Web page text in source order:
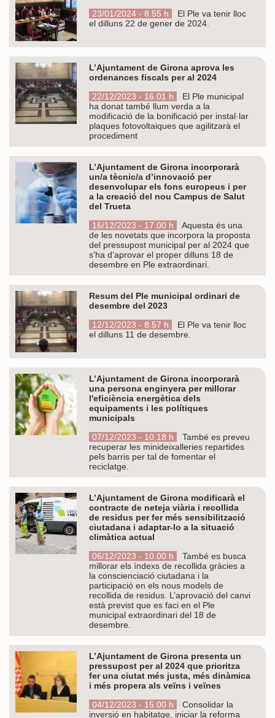
23/01/2024 - 8.55 h
El Ple va tenir lloc
el dilluns 22 de gener de 2024.
L’Ajuntament de Girona aprova les
ordenances fiscals per al 2024
22/12/2023 - 16.01 h
El Ple municipal
ha donat també llum verda a la
modificació de la bonificació per instal·lar
plaques fotovoltaiques que agilitzarà el
procediment
L’Ajuntament de Girona incorporarà
un/a tècnic/a d’innovació per
desenvolupar els fons europeus i per
a la creació del nou Campus de Salut
del Trueta
16/12/2023 - 17.00 h
Aquesta és una
de les novetats que incorpora la proposta
del pressupost municipal per al 2024 que
s’ha d’aprovar el proper dilluns 18 de
desembre en Ple extraordinari.
Resum del Ple municipal ordinari de
desembre del 2023
12/12/2023 - 8.57 h
El Ple va tenir lloc
el dilluns 11 de desembre.
L’Ajuntament de Girona incorporarà
una persona enginyera per millorar
l'eficiència energètica dels
equipaments i les polítiques
municipals
07/12/2023 - 10.18 h
També es preveu
recuperar les minideixalleries repartides
pels barris per tal de fomentar el
reciclatge.
L’Ajuntament de Girona modificarà el
contracte de neteja viària i recollida
de residus per fer més sensibilització
ciutadana i adaptar-lo a la situació
climàtica actual
06/12/2023 - 10.00 h
També es busca
millorar els índexs de recollida gràcies a
la conscienciació ciutadana i la
participació en els nous models de
recollida de residus. L’aprovació del canvi
està previst que es faci en el Ple
municipal extraordinari del 18 de
desembre.
L’Ajuntament de Girona presenta un
pressupost per al 2024 que prioritza
fer una ciutat més justa, més dinàmica
i més propera als veïns i veïnes
04/12/2023 - 15.00 h
Consolidar la
inversió en habitatge, iniciar la reforma